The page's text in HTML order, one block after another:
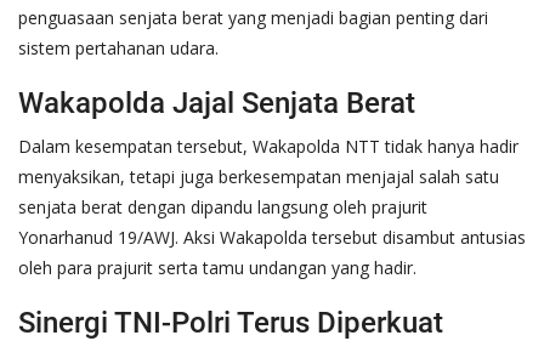
penguasaan senjata berat yang menjadi bagian penting dari
sistem pertahanan udara.
Wakapolda Jajal Senjata Berat
Dalam kesempatan tersebut, Wakapolda NTT tidak hanya hadir
menyaksikan, tetapi juga berkesempatan menjajal salah satu
senjata berat dengan dipandu langsung oleh prajurit
Yonarhanud 19/AWJ. Aksi Wakapolda tersebut disambut antusias
oleh para prajurit serta tamu undangan yang hadir.
Sinergi TNI-Polri Terus Diperkuat